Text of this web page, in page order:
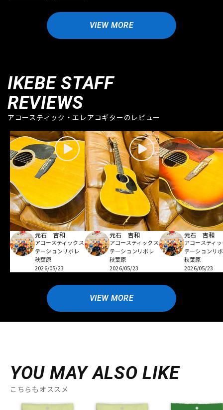
VIEW MORE
IKEBE STAFF
REVIEWS
アコースティック・エレアコギターのレビュー
元石 吉和
アコースティックス
テーションリボレ
秋葉原
2026/05/23
元石 吉和
アコースティックス
テーションリボレ
秋葉原
2026/05/23
元石 吉和
アコースティ
テーションリ
秋葉原
2026/05/23
VIEW MORE
YOU MAY ALSO LIKE
こちらもオススメ